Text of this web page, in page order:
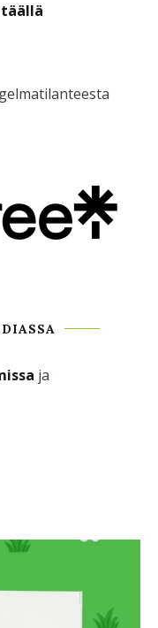
täällä
ja